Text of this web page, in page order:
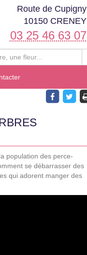
Route de Cupigny
10150 CRENEY
03 25 46 63 07
population des perce-
se débarrasser des
qui adorent manger des